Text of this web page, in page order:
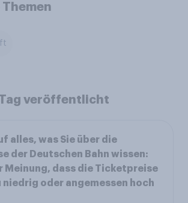
veröffentlicht
alles, was Sie über die
der Deutschen Bahn wissen:
Meinung, dass die Ticketpreise
niedrig oder angemessen hoch